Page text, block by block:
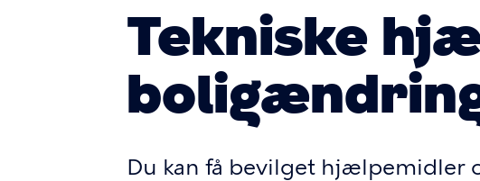
Tekniske
Du kan få bevilget hjælpemidler